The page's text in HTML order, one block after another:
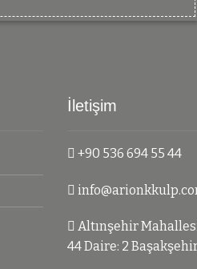
İletişim
+90 536 694 55 44
Altınşehir
44 Daire: 2